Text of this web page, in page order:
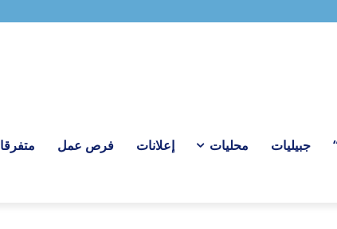
جبيليات محليات إعلانات فرص عمل